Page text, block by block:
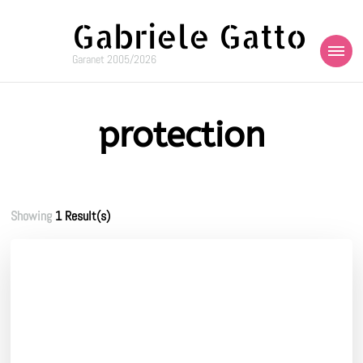
Gabriele Gatto
Garanet 2005/2026
protection
Showing 1 Result(s)